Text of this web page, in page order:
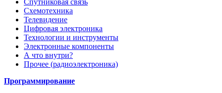
Спутниковая связь
Схемотехника
Телевидение
Цифровая электроника
Технологии и инструменты
Электронные компоненты
А что внутри?
Прочее (радиоэлектроника)
Программирование